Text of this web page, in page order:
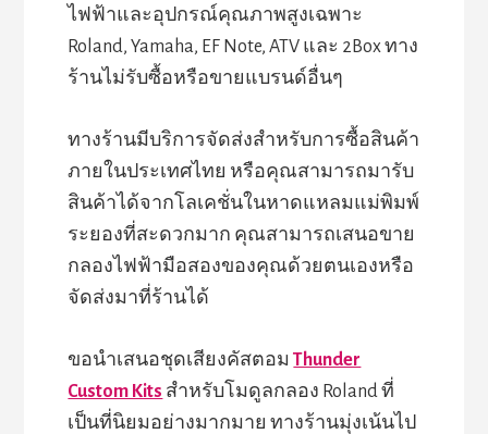
ไฟฟ้าและอุปกรณ์คุณภาพสูงเฉพาะ
Roland, Yamaha, EF Note, ATV และ 2Box ทาง
ร้านไม่รับซื้อหรือขายแบรนด์อื่นๆ
ทางร้านมีบริการจัดส่งสำหรับการซื้อสินค้า
ภายในประเทศไทย หรือคุณสามารถมารับ
สินค้าได้จากโลเคชั่นในหาดแหลมแม่พิมพ์
ระยองที่สะดวกมาก คุณสามารถเสนอขาย
กลองไฟฟ้ามือสองของคุณด้วยตนเองหรือ
จัดส่งมาที่ร้านได้
ขอนำเสนอชุดเสียงคัสตอมThunder
Custom Kits สำหรับโมดูลกลอง Roland ที่
เป็นที่นิยมอย่างมากมาย ทางร้านมุ่งเน้นไป